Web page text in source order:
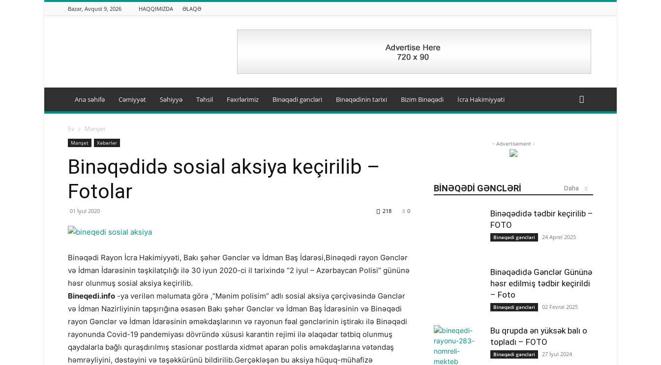
Bazar, Avqust 9, 2026 HAQQIMIZDA ƏLAQƏ
Ana səhifə Cəmiyyət Səhiyyə Təhsil Fəxrlərimiz Binəqədi gəncləri Binəqədinin tarixi Bizim Binəqədi İcra Hakimiyyəti
Ev Manşet
Manşet Xəbərlər
Binəqədidə sosial aksiya keçirilib –
Fotolar
01 İyul 2020 0
218
Binəqədi Rayon İcra Hakimiyyəti, Bakı şəhər Gənclər və İdman Baş İdarəsi,Binəqədi rayon Gənclər
və İdman İdarəsinin təşkilatçılığı ilə 30 iyun 2020-ci il tarixində “2 iyul – Azərbaycan Polisi” gününə
həsr olunmuş sosial aksiya keçirilib.
Bineqedi.info -ya verilən məlumata görə ,“Mənim polisim” adlı sosial aksiya çərçivəsində Gənclər
və İdman Nazirliyinin tapşırığına əsasən Bakı şəhər Gənclər və İdman Baş İdarəsinin və Binəqədi
rayon Gənclər və İdman İdarəsinin əməkdaşlarının və rayonun fəal gənclərinin iştirakı ilə Binəqədi
rayonunda Covid-19 pandemiyası dövründə xüsusi karantin rejimi ilə əlaqədar tətbiq olunmuş
qaydalarla bağlı quraşdırılmış stasionar postlarda xidmət aparan polis əməkdaşlarına vətəndaş
həmrəyliyini, dəstəyini və təşəkkürünü bildirilib.Gerçəkləşən bu aksiya hüquq-mühafizə
- Advertisement -
BINƏQƏDI GƏNCLƏRI Daha
Binəqədidə tədbir keçirilib –
FOTO
Binəqədi gəncləri 24 Aprel 2025
Binəqədidə Gənclər Gününə
həsr edilmiş tədbir keçirildi
– Foto
Binəqədi gəncləri 02 Fevral 2025
Bu qrupda ən yüksək balı o
topladı – FOTO
Binəqədi gəncləri 27 İyul 2024